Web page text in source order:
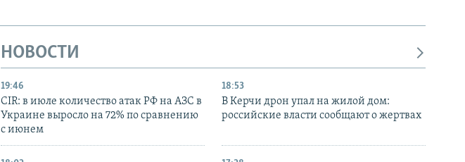
НОВОСТИ
19:46
CIR: в июле количество атак РФ на АЗС в
Украине выросло на 72% по сравнению
с июнем
18:53
В Керчи дрон упал на жилой дом:
российские власти сообщают о жертвах